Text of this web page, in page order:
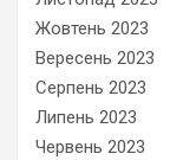
Жовтень 2023
Вересень 2023
Серпень 2023
Липень 2023
Червень 2023